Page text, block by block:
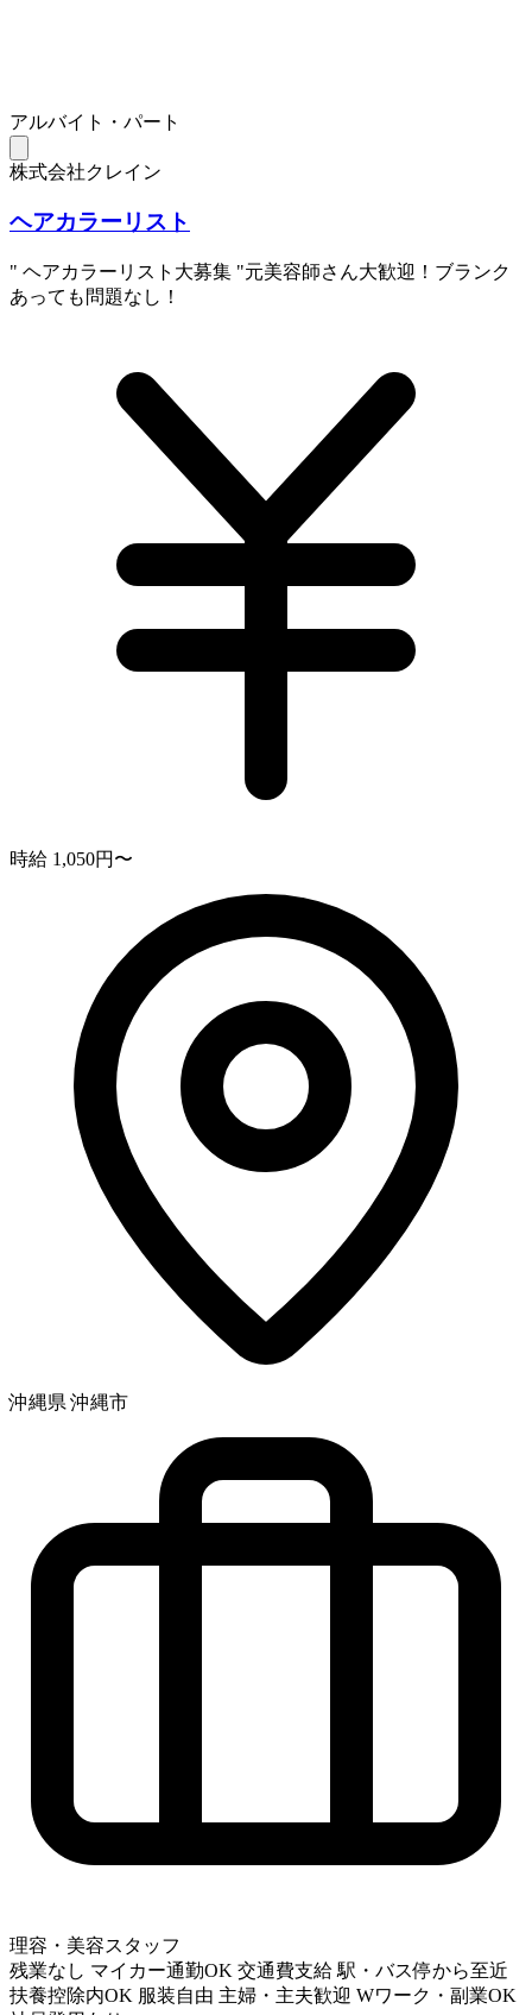
アルバイト・パート
株式会社クレイン
ヘアカラーリスト
" ヘアカラーリスト大募集 "元美容師さん大歓迎！ブランク
あっても問題なし！
時給 1,050円〜
沖縄県 沖縄市
理容・美容スタッフ
残業なし マイカー通勤OK 交通費支給 駅・バス停から至近
扶養控除内OK 服装自由 主婦・主夫歓迎 Wワーク・副業OK